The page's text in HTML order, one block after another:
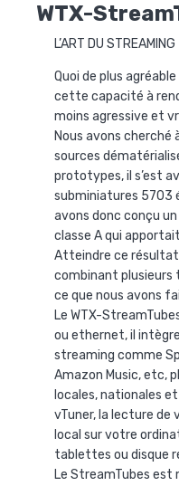
WTX-
L’ART DU STREAMING
Quoi de plus
cette capacité à
moins agressive et
Nous avons cherché
sources
prototypes, il s’est
subminiatures 5703
avons donc conçu
classe A qui
Atteindre ce résultat
combinant plusieurs
ce que nous avons
Le WTX-
ou ethernet, il
streaming comme
Amazon Music, etc,
locales, nationales
vTuner, la lecture
local sur votre
tablettes ou disque
Le StreamTubes est